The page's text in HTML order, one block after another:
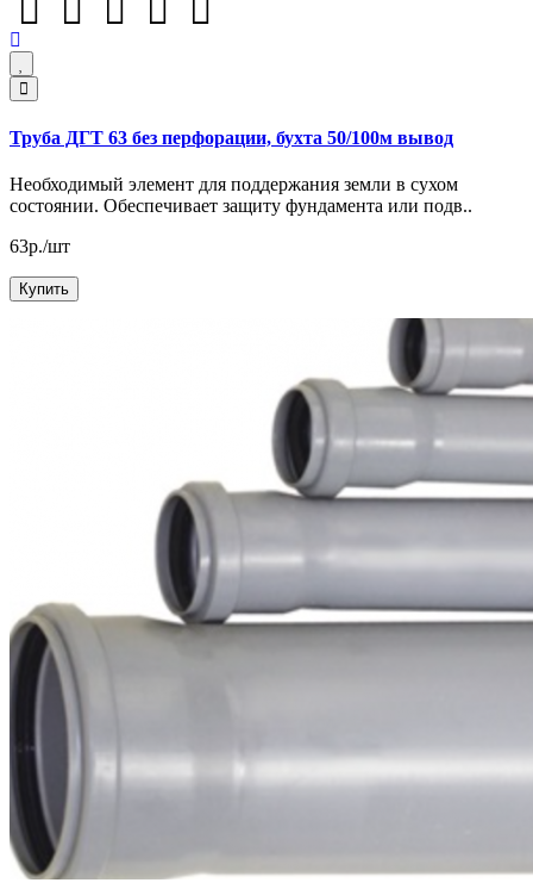
Труба ДГТ 63 без перфорации, бухта 50/100м вывод
Необходимый элемент для поддержания земли в сухом
состоянии. Обеспечивает защиту фундамента или подв..
63р./шт
Купить